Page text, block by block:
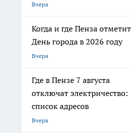
Вчера
Когда и где Пенза отметит
День города в 2026 году
Вчера
Где в Пензе 7 августа
отключат электричество:
список адресов
Вчера